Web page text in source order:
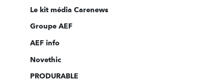
Le kit média Carenews
Groupe AEF
AEF info
Novethic
PRODURABLE